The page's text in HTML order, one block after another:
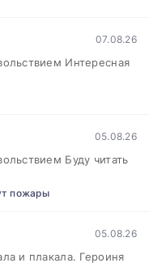
07.08.26
Интересная
05.08.26
Буду читать
пожары
05.08.26
и плакала. Героиня